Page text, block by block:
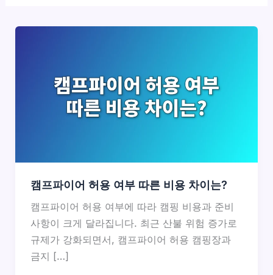
캠프파이어 허용 여부 따른 비용 차이는?
캠프파이어 허용 여부에 따라 캠핑 비용과 준비
사항이 크게 달라집니다. 최근 산불 위험 증가로
규제가 강화되면서, 캠프파이어 허용 캠핑장과
금지 […]